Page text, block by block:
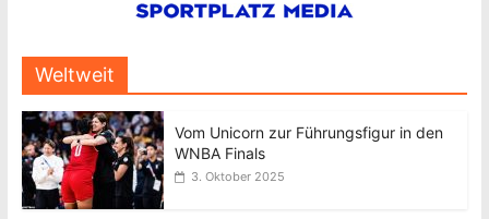
Weltweit
Vom Unicorn zur Führungsfigur in den
WNBA Finals
3. Oktober 2025